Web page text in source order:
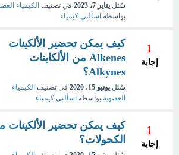
سُئل يناير 7، 2023 في تصنيف الكيمياء
بواسطة اسألني كيمياء
1
إجابة
كيف يمكن تحضير الألكينات
Alkenes من الألكاينات
Alkynes؟
سُئل يونيو 15، 2020 في تصنيف الكيمياء
العضوية بواسطة اسألني كيمياء
1
إجابة
كيف يمكن تحضير الألكينات
الكحولات؟